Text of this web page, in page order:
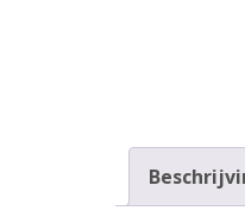
Vacatures